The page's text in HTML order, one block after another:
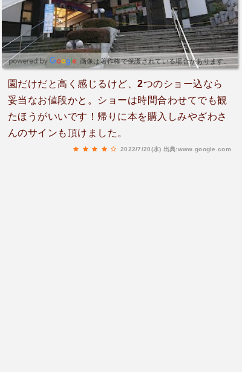
画像は著作権で保護されている場合があります。
園だけだと高く感じるけど、2つのショー込なら
妥当なお値段かと。ショーは時間合わせてでも観
たほうがいいです！帰りに本を購入しみやざわさ
んのサインも頂けました。
2022/7/20(水) 出典:www.google.com